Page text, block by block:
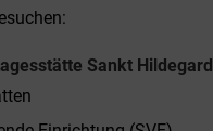
Sankt Hildegard